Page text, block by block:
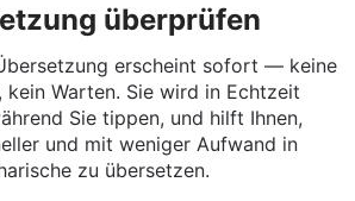
überprüfen
erscheint sofort — keine
kein Warten. Sie wird in Echtzeit
Sie tippen, und hilft Ihnen,